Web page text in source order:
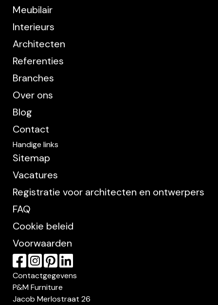
Meubilair
Interieurs
Architecten
Referenties
Branches
Over ons
Blog
Contact
Handige links
Sitemap
Vacatures
Registratie voor architecten en ontwerpers
FAQ
Cookie beleid
Voorwaarden
Contactgegevens
P&M Furniture
Jacob Merlostraat 26